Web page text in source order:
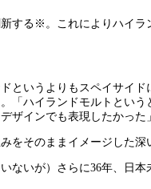
する※。これによりハイ
いうよりもスペイサイ
ハイランドモルトとい
ザインでも表現したかった
そのままイメージした
いが）さらに36年、日